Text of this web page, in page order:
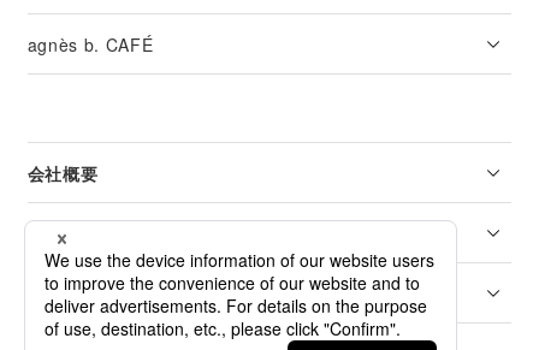
agnès b. CAFÉ
会社概要
リーガル
カスタマーサービス